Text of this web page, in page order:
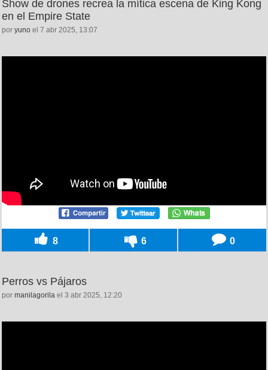
Show de drones recrea la mítica escena de King Kong
en el Empire State
por yuno el 7 abr 2025, 13:07
8 6 0
Perros vs Pájaros
por manilagorila el 3 abr 2025, 12:20